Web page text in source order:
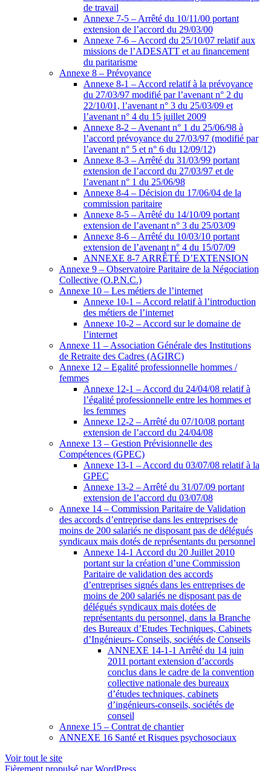
de travail
Annexe 7-5 – Arrêté du 10/11/00 portant
extension de l’accord du 29/03/00
Annexe 7-6 – Accord du 25/10/07 relatif aux
missions de l’ADESATT et au financement
du paritarisme
Annexe 8 – Prévoyance
Annexe 8-1 – Accord relatif à la prévoyance
du 27/03/97 modifié par l’avenant n° 2 du
22/10/01, l’avenant n° 3 du 25/03/09 et
l’avenant n° 4 du 15 juillet 2009
Annexe 8-2 – Avenant n° 1 du 25/06/98 à
l’accord prévoyance du 27/03/97 (modifié par
l’avenant n° 5 et n° 6 du 12/09/12)
Annexe 8-3 – Arrêté du 31/03/99 portant
extension de l’accord du 27/03/97 et de
l’avenant n° 1 du 25/06/98
Annexe 8-4 – Décision du 17/06/04 de la
commission paritaire
Annexe 8-5 – Arrêté du 14/10/09 portant
extension de l’avenant n° 3 du 25/03/09
Annexe 8-6 – Arrêté du 10/03/10 portant
extension de l’avenant n° 4 du 15/07/09
ANNEXE 8-7 ARRÊTÉ D’EXTENSION
Annexe 9 – Observatoire Paritaire de la Négociation
Collective (O.P.N.C.)
Annexe 10 – Les métiers de l’internet
Annexe 10-1 – Accord relatif à l’introduction
des métiers de l’internet
Annexe 10-2 – Accord sur le domaine de
l’internet
Annexe 11 – Association Générale des Institutions
de Retraite des Cadres (AGIRC)
Annexe 12 – Egalité professionnelle hommes /
femmes
Annexe 12-1 – Accord du 24/04/08 relatif à
l’égalité professionnelle entre les hommes et
les femmes
Annexe 12-2 – Arrêté du 07/10/08 portant
extension de l’accord du 24/04/08
Annexe 13 – Gestion Prévisionnelle des
Compétences (GPEC)
Annexe 13-1 – Accord du 03/07/08 relatif à la
GPEC
Annexe 13-2 – Arrêté du 31/07/09 portant
extension de l’accord du 03/07/08
Annexe 14 – Commission Paritaire de Validation
des accords d’entreprise dans les entreprises de
moins de 200 salariés ne disposant pas de délégués
syndicaux mais dotés de représentants du personnel
Annexe 14-1 Accord du 20 Juillet 2010
portant sur la création d’une Commission
Paritaire de validation des accords
d’entreprises signés dans les entreprises de
moins de 200 salariés ne disposant pas de
délégués syndicaux mais dotées de
représentants du personnel, dans la Branche
des Bureaux d’Etudes Techniques, Cabinets
d’Ingénieurs- Conseils, sociétés de Conseils
ANNEXE 14-1-1 Arrêté du 14 juin
2011 portant extension d’accords
conclus dans le cadre de la convention
collective nationale des bureaux
d’études techniques, cabinets
d’ingénieurs-conseils, sociétés de
conseil
Annexe 15 – Contrat de chantier
ANNEXE 16 Santé et Risques psychosociaux
Voir tout le site
Fièrement propulsé par WordPress